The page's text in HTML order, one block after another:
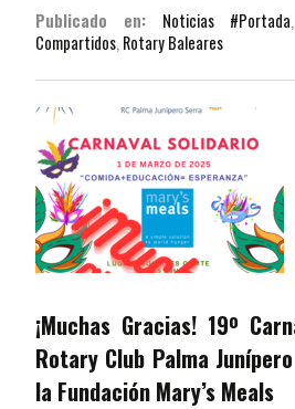
Publicado en:
Noticias #Portada
Compartidos, Rotary Baleares
¡Muchas Gracias! 19º
Rotary Club Palma
la Fundación Mary’s Meals